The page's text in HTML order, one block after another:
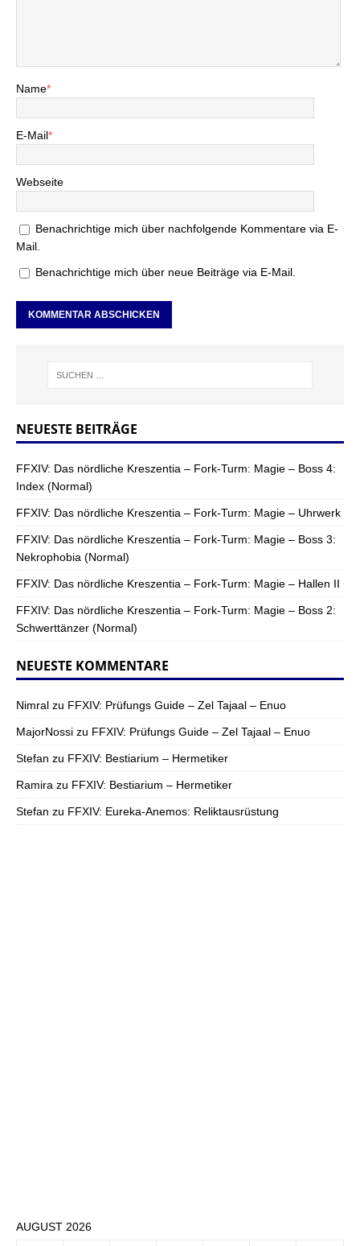
Name*
E-Mail*
Webseite
Benachrichtige mich über nachfolgende Kommentare via E-
Mail.
Benachrichtige mich über neue Beiträge via E-Mail.
NEUESTE BEITRÄGE
FFXIV: Das nördliche Kreszentia – Fork-Turm: Magie – Boss 4:
Index (Normal)
FFXIV: Das nördliche Kreszentia – Fork-Turm: Magie – Uhrwerk
FFXIV: Das nördliche Kreszentia – Fork-Turm: Magie – Boss 3:
Nekrophobia (Normal)
FFXIV: Das nördliche Kreszentia – Fork-Turm: Magie – Hallen II
FFXIV: Das nördliche Kreszentia – Fork-Turm: Magie – Boss 2:
Schwerttänzer (Normal)
NEUESTE KOMMENTARE
Nimral zu FFXIV: Prüfungs Guide – Zel Tajaal – Enuo
MajorNossi zu FFXIV: Prüfungs Guide – Zel Tajaal – Enuo
Stefan zu FFXIV: Bestiarium – Hermetiker
Ramira zu FFXIV: Bestiarium – Hermetiker
Stefan zu FFXIV: Eureka-Anemos: Reliktausrüstung
AUGUST 2026